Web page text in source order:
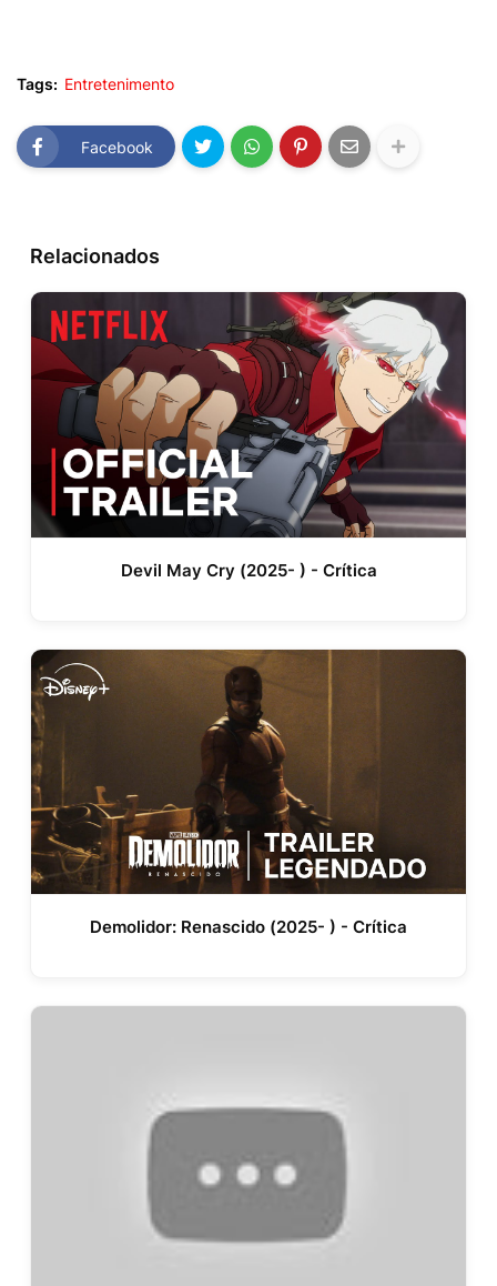
Tags: Entretenimento
Facebook
Relacionados
Devil May Cry (2025- ) - Crítica
Demolidor: Renascido (2025- ) - Crítica